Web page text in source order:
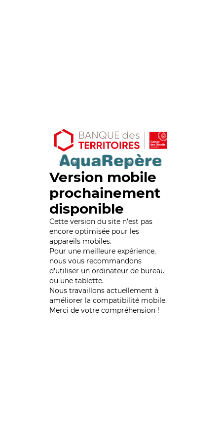
Version mobile
prochainement
disponible
Cette version du site n’est pas
encore optimisée pour les
appareils mobiles.
Pour une meilleure expérience,
nous vous recommandons
d'utiliser un ordinateur de bureau
ou une tablette.
Nous travaillons actuellement à
améliorer la compatibilité mobile.
Merci de votre compréhension !